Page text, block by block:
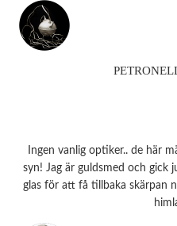
Ingen vanlig optiker.. de här
syn! Jag är guldsmed och gick
glas för att få tillbaka skärpan